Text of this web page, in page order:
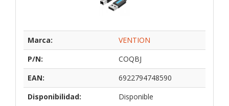
Marca:
VENTION
P/N:
COQBJ
EAN:
6922794748590
Disponibilidad:
Disponible